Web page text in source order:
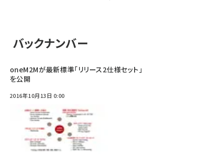
バックナンバー
oneM2Mが最新標準「リリース2仕様セット」
を公開
2016年10月13日 0:00